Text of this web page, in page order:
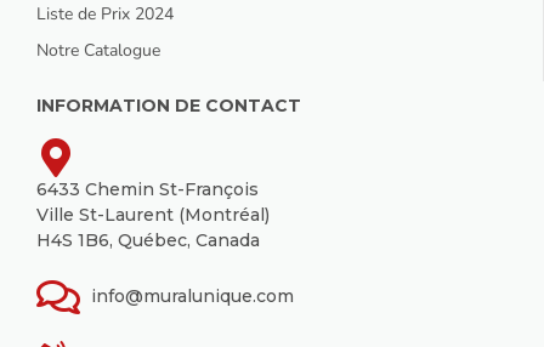
Liste de Prix 2024
Notre Catalogue
INFORMATION DE CONTACT
6433 Chemin St-François
Ville St-Laurent (Montréal)
H4S 1B6, Québec, Canada
info@muralunique.com